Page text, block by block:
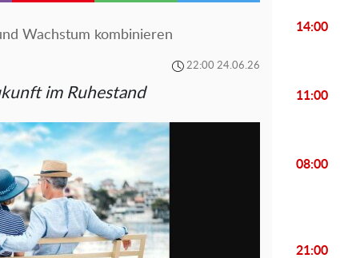
Wachstum kombinieren
22:00 24.06.26
im Ruhestand
14:00
11:00
08:00
21:00